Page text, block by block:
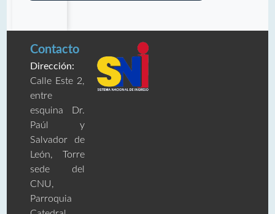
Contacto
Dirección:
Calle Este 2,
entre
esquina Dr.
Paúl y
Salvador de
León, Torre
sede del
CNU,
Parroquia